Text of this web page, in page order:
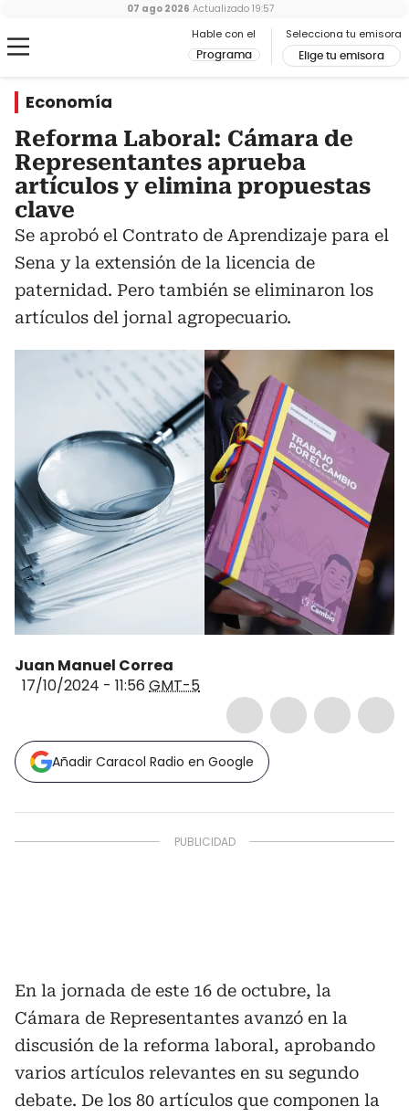
Hable con el
Programa
Selecciona tu emisora
Elige tu emisora
07 ago 2026 Actualizado 19:57
Economía
Reforma Laboral: Cámara de
Representantes aprueba
artículos y elimina propuestas
clave
Se aprobó el Contrato de Aprendizaje para el
Sena y la extensión de la licencia de
paternidad. Pero también se eliminaron los
artículos del jornal agropecuario.
Juan Manuel Correa
17/10/2024 - 11:56 GMT-5
Añadir Caracol Radio en Google
En la jornada de este 16 de octubre, la
Cámara de Representantes avanzó en la
discusión de la reforma laboral, aprobando
varios artículos relevantes en su segundo
debate. De los 80 artículos que componen la